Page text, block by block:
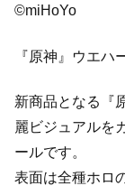
©miHoYo
『原神』ウエハ
新商品となる『
麗ビジュアルを
ールです。
表面は全種ホロ